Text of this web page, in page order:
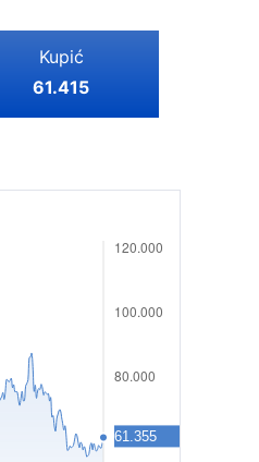
Kupić
61.415